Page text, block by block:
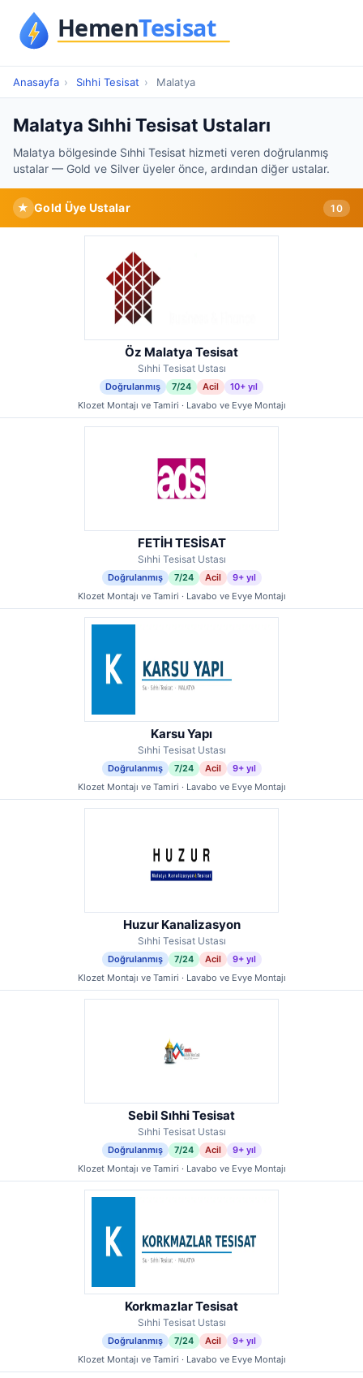
Anasayfa › Sıhhi Tesisat › Malatya
Malatya Sıhhi Tesisat Ustaları
Malatya bölgesinde Sıhhi Tesisat hizmeti veren doğrulanmış
ustalar — Gold ve Silver üyeler önce, ardından diğer ustalar.
★ Gold Üye Ustalar 10
Öz Malatya Tesisat
Sıhhi Tesisat Ustası
Doğrulanmış 7/24 Acil
10+ yıl
Klozet Montajı ve Tamiri · Lavabo ve Evye Montajı
FETİH TESİSAT
Sıhhi Tesisat Ustası
Doğrulanmış 7/24 Acil
9+ yıl
Klozet Montajı ve Tamiri · Lavabo ve Evye Montajı
Karsu Yapı
Sıhhi Tesisat Ustası
Doğrulanmış 7/24 Acil
9+ yıl
Klozet Montajı ve Tamiri · Lavabo ve Evye Montajı
Huzur Kanalizasyon
Sıhhi Tesisat Ustası
Doğrulanmış 7/24 Acil
9+ yıl
Klozet Montajı ve Tamiri · Lavabo ve Evye Montajı
Sebil Sıhhi Tesisat
Sıhhi Tesisat Ustası
Doğrulanmış 7/24 Acil
9+ yıl
Klozet Montajı ve Tamiri · Lavabo ve Evye Montajı
Korkmazlar Tesisat
Sıhhi Tesisat Ustası
Doğrulanmış 7/24 Acil
9+ yıl
Klozet Montajı ve Tamiri · Lavabo ve Evye Montajı